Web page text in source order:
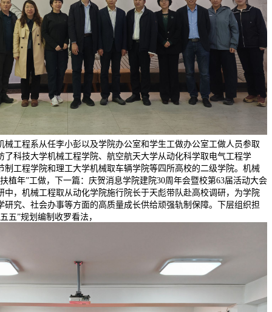
械工程系从任李小彭以及学院办公室和学生工做办公室工做人员参取
了科技大学机械工程学院、航空航天大学从动化科学取电气工程学
制工程学院和理工大学机械取车辆学院等四所高校的二级学院。机械
植年”工做，下一篇：庆贺消息学院建院30周年会暨校第63届活动大会
中，机械工程取从动化学院施行院长于天彪带队赴高校调研，为学院
研究、社会办事等方面的高质量成长供给顽强轨制保障。下层组织担
五”规划编制收罗看法，